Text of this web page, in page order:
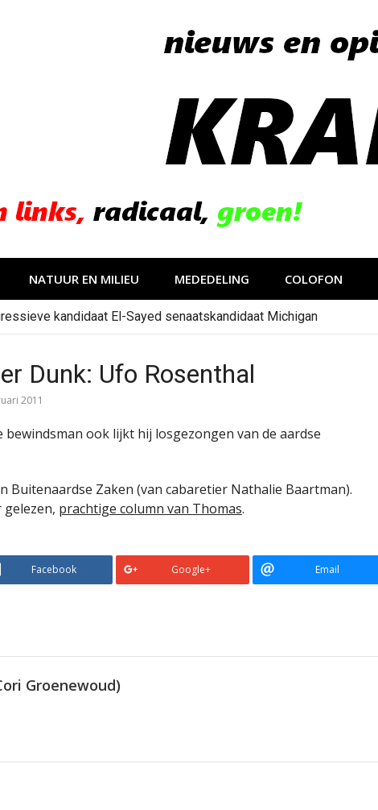
NATUUR EN MILIEU MEDEDELING COLOFON
kandidaat El-Sayed senaatskandidaat Michigan
Dunk: Ufo Rosenthal
2011
bewindsman ook lijkt hij losgezongen van de aardse
Buitenaardse Zaken (van cabaretier Natha­lie Baartman).
gelezen, prachtige column van Thomas.
Facebook Google+ Email
Groenewoud)